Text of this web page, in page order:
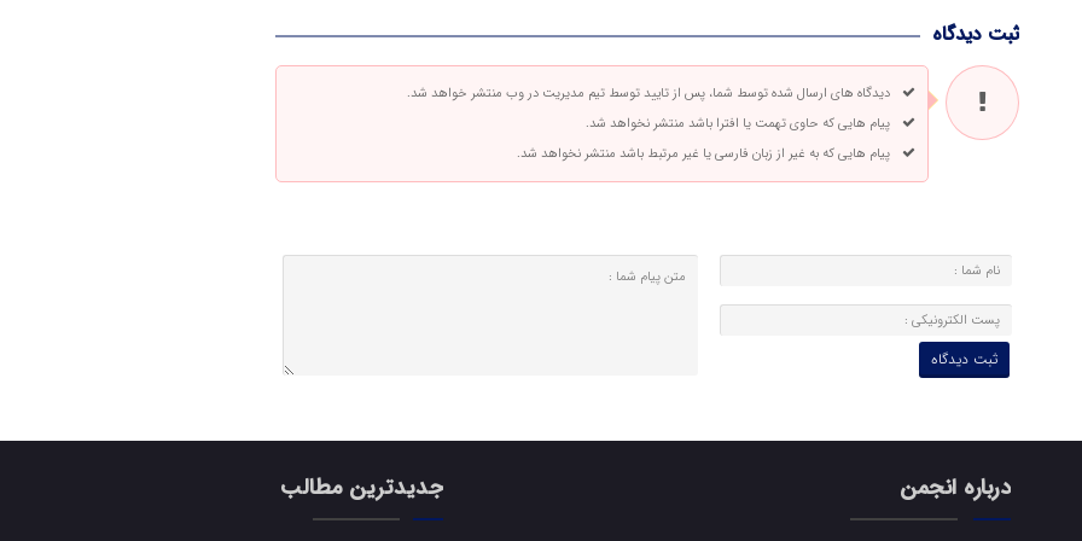
ثبت دیدگاه
دیدگاه های ارسال شده توسط شما، پس از تایید توسط تیم مدیریت در وب منتشر خواهد شد.
پیام هایی که حاوی تهمت یا افترا باشد منتشر نخواهد شد.
پیام هایی که به غیر از زبان فارسی یا غیر مرتبط باشد منتشر نخواهد شد.
درباره انجمن جدیدترین مطالب